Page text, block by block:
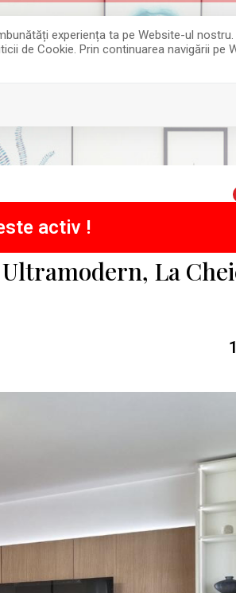
experiența ta pe Website-ul
de Cookie. Prin continuarea navigării
activ !
La